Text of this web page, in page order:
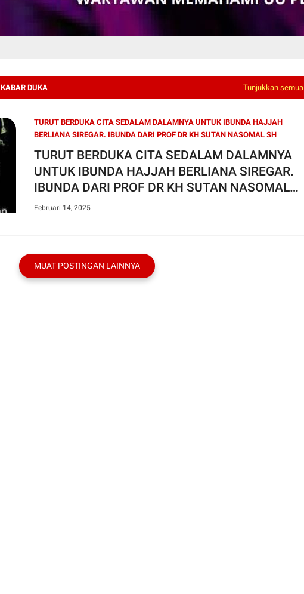
KABAR DUKA Tunjukkan semua
TURUT BERDUKA CITA SEDALAM DALAMNYA UNTUK IBUNDA HAJJAH
BERLIANA SIREGAR. IBUNDA DARI PROF DR KH SUTAN NASOMAL SH
TURUT BERDUKA CITA SEDALAM DALAMNYA
UNTUK IBUNDA HAJJAH BERLIANA SIREGAR.
IBUNDA DARI PROF DR KH SUTAN NASOMAL
SH,MH
Februari 14, 2025
MUAT POSTINGAN LAINNYA